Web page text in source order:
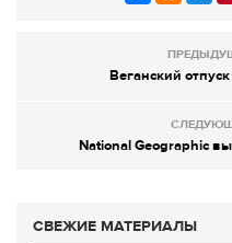
Веганский
National Geographic
СВЕЖИЕ МАТЕРИАЛЫ